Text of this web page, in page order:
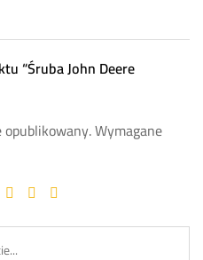
“Śruba John Deere
Wymagane